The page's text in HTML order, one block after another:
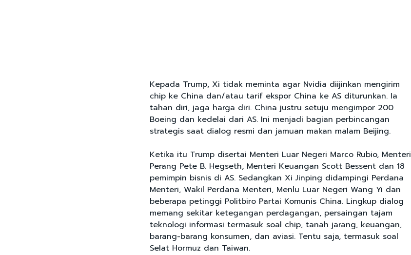
Kepada Trump, Xi tidak meminta agar Nvidia diijinkan mengirim
chip ke China dan/atau tarif ekspor China ke AS diturunkan. Ia
tahan diri, jaga harga diri. China justru setuju mengimpor 200
Boeing dan kedelai dari AS. Ini menjadi bagian perbincangan
strategis saat dialog resmi dan jamuan makan malam Beijing.
Ketika itu Trump disertai Menteri Luar Negeri Marco Rubio, Menteri
Perang Pete B. Hegseth, Menteri Keuangan Scott Bessent dan 18
pemimpin bisnis di AS. Sedangkan Xi Jinping didampingi Perdana
Menteri, Wakil Perdana Menteri, Menlu Luar Negeri Wang Yi dan
beberapa petinggi Politbiro Partai Komunis China. Lingkup dialog
memang sekitar ketegangan perdagangan, persaingan tajam
teknologi informasi termasuk soal chip, tanah jarang, keuangan,
barang-barang konsumen, dan aviasi. Tentu saja, termasuk soal
Selat Hormuz dan Taiwan.